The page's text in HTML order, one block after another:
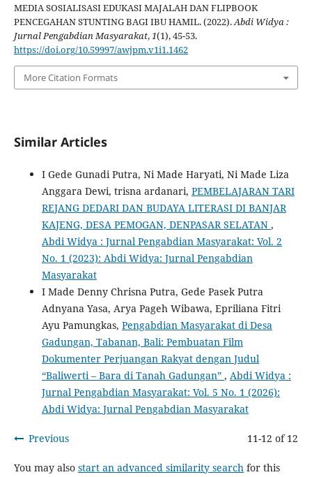
MEDIA SOSIALISASI EDUKASI MAJALAH DAN FLIPBOOK
PENCEGAHAN STUNTING BAGI IBU HAMIL. (2022).Abdi Widya :
Jurnal Pengabdian Masyarakat,1(1), 45-53.
https://doi.org/10.59997/awjpm.v1i1.1462
More Citation Formats
Similar Articles
I Gede Gunadi Putra, Ni Made Haryati, Ni Made Liza
Anggara Dewi, trisna ardanari, PEMBELAJARAN TARI
REJANG DEDARI DAN BUDAYA LITERASI DI BANJAR
KAJENG, DESA PEMOGAN, DENPASAR SELATAN ,
Abdi Widya : Jurnal Pengabdian Masyarakat: Vol. 2
No. 1 (2023): Abdi Widya: Jurnal Pengabdian
Masyarakat
I Made Denny Chrisna Putra, Gede Pasek Putra
Adnyana Yasa, Arya Pageh Wibawa, Epriliana Fitri
Ayu Pamungkas, Pengabdian Masyarakat di Desa
Gadungan, Tabanan, Bali: Pembuatan Film
Dokumenter Perjuangan Rakyat dengan Judul
“Baliwerti – Bara di Tanah Gadungan” , Abdi Widya :
Jurnal Pengabdian Masyarakat: Vol. 5 No. 1 (2026):
Abdi Widya: Jurnal Pengabdian Masyarakat
Previous 11-12 of 12
You may also start an advanced similarity searchfor this